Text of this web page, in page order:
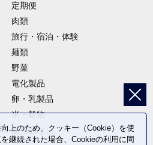
定期便
肉類
旅行・宿泊・体験
麺類
野菜
電化製品
卵・乳製品
米・穀物
返礼品なし
上のため、クッキー（Cookie）を使
継続された場合、Cookieの利用に同